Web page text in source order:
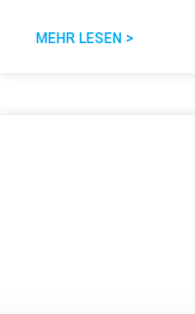
MEHR LESEN >